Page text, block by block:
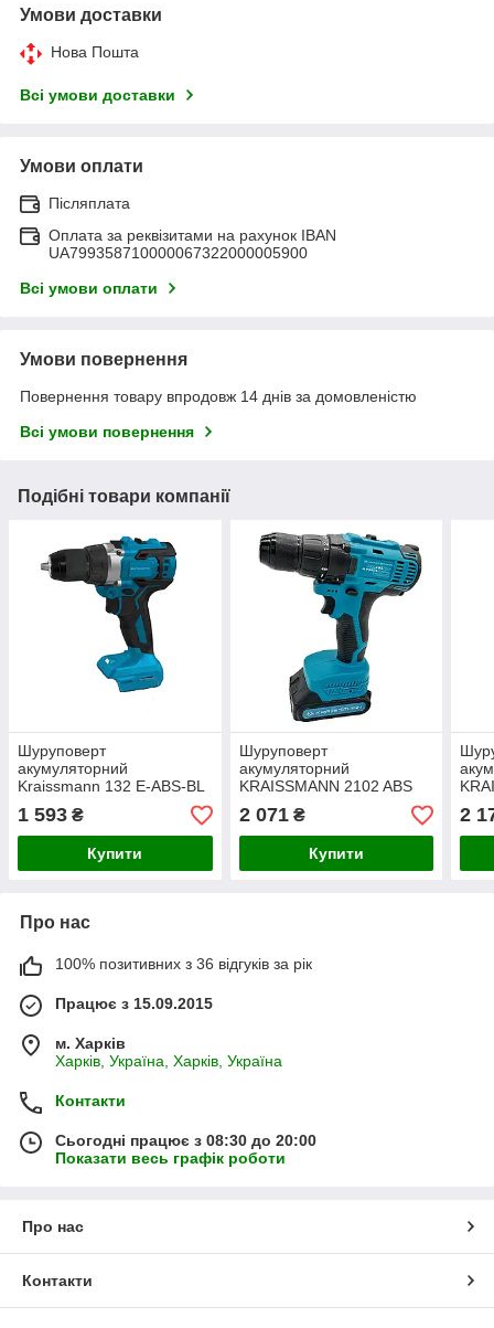
Умови доставки
Нова Пошта
Всі умови доставки
Умови оплати
Післяплата
Оплата за реквізитами на рахунок IBAN
UA799358710000067322000005900
Всі умови оплати
Умови повернення
Повернення товару впродовж 14 днів за домовленістю
Всі умови повернення
Подібні товари компанії
Шуруповерт
акумуляторний
Kraissmann 132 E-ABS-BL
20UL (ударний,
безщітковий, без АКБ та
зарядного)
1 593 ₴
Купити
Шуруповерт
акумуляторний
KRAISSMANN 2102 ABS
20/2 (серії M-POWER 20)
2 071₴
Купити
20/2
2
Про нас
100% позитивних з 36 відгуків за рік
Працює з 15.09.2015
м. Харків
Харків, Україна, Харків, Україна
Контакти
Сьогодні працює з 08:30 до 20:00
Показати весь графік роботи
Про нас
Контакти